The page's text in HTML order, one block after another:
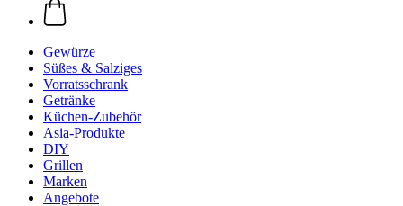
Gewürze
Süßes & Salziges
Vorratsschrank
Getränke
Küchen-Zubehör
Asia-Produkte
DIY
Grillen
Marken
Angebote